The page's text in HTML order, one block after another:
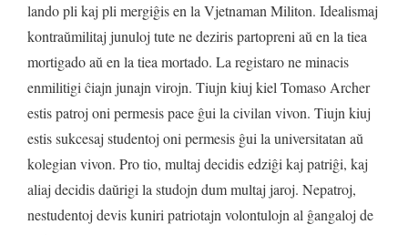
landoplikaj plimergiĝisenlaVjetnamanMiliton. Idealismaj
kontraŭmilitaj junuloj tutenedezirispartopreniaŭenlatiea
mortigadoaŭenlatieamortado. Laregistaroneminacis
enmilitigiĉiajnjunajnvirojn. Tiujnkiuj kielTomasoArcher
estispatroj onipermesispace ĝuilacivilanvivon. Tiujnkiuj
estissukcesaj studentoj onipermesis ĝuilauniversitatanaŭ
kolegianvivon. Protio, multaj decidisedziĝikaj patriĝi, kaj
aliaj decidisdaŭrigilastudojndummultaj jaroj. Nepatroj,
nestudentoj deviskuniripatriotajnvolontulojnal ĝangaloj de